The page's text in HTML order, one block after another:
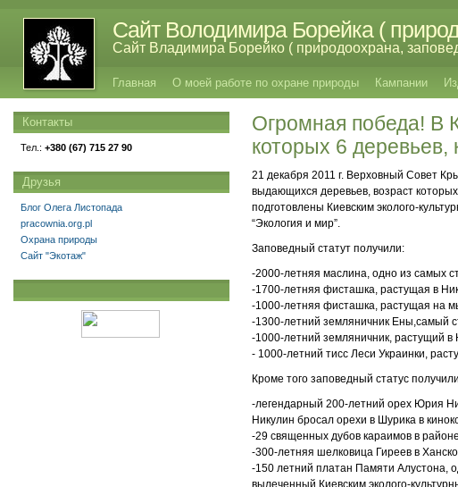
Сайт Володимира Борейка (
Сайт Владимира Борейко ( природоохрана,
Главная О моей работе по охране природы Кампании
Огромная победа! В
которых 6
21 декабря 2011 г. Верховный Совет
выдающихся деревьев, возраст
подготовлены Киевским эколого-
“Экология и мир”.
Заповедный статут получили:
-2000-летняя маслина, одно из самых
-1700-летняя фисташка, растущая в
-1000-летняя фисташка, растущая на
-1300-летний земляничник Ены,самый
-1000-летний земляничник, растущий в
- 1000-летний тисс Леси Украинки,
Кроме того заповедный статус
-легендарный 200-летний орех Юрия
Никулин бросал орехи в Шурика в
-29 священных дубов караимов в
-300-летняя шелковица Гиреев в
-150 летний платан Памяти Алустона,
вылеченный Киевским эколого-
Контакты
Тел.: +380 (67) 715 27 90
Друзья
Блог Олега Листопада
pracownia.org.pl
Охрана природы
Сайт "Экотаж"